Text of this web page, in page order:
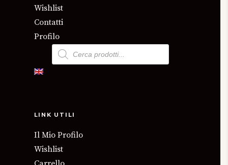
Wishlist
Contatti
Profilo
Products
search
LINK UTILI
Il Mio Profilo
Wishlist